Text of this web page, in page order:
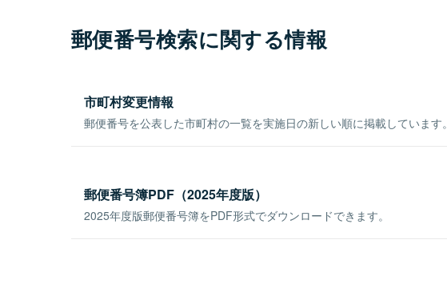
郵便番号検索に関する情報
市町村変更情報
郵便番号を公表した市町村の一覧を実施日の新しい順に掲載しています。
郵便番号簿PDF（2025年度版）
2025年度版郵便番号簿をPDF形式でダウンロードできます。